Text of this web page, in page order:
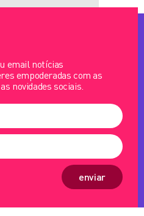
email notícias
empoderadas com as
novidades sociais.
enviar